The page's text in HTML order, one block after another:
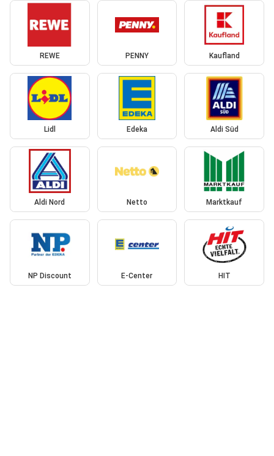
REWE PENNY Kaufland
Lidl Edeka Aldi Süd
Aldi Nord Netto Marktkauf
NP Discount E-Center HIT